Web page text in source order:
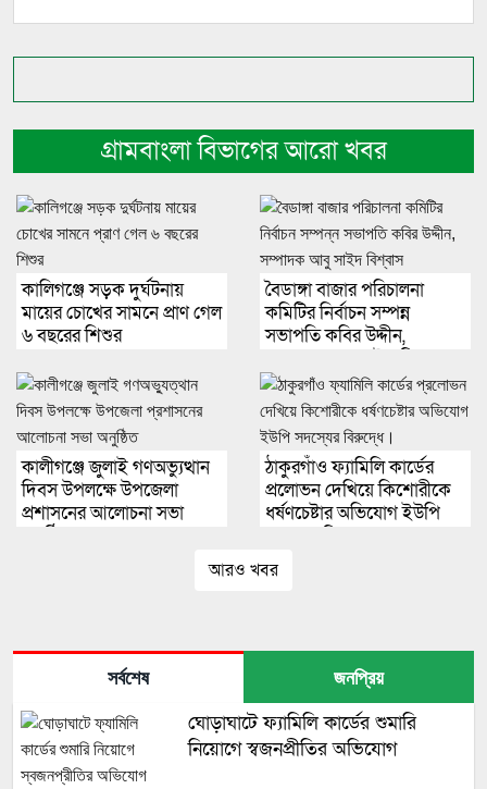
গ্রামবাংলা বিভাগের আরো খবর
কালিগঞ্জে সড়ক দুর্ঘটনায়
মায়ের চোখের সামনে প্রাণ গেল
৬ বছরের শিশুর
বৈডাঙ্গা বাজার পরিচালনা
কমিটির নির্বাচন সম্পন্ন
সভাপতি কবির উদ্দীন,
কালীগঞ্জে জুলাই গণঅভ্যুত্থান
দিবস উপলক্ষে উপজেলা
প্রশাসনের আলোচনা সভা
ঠাকুরগাঁও ফ্যামিলি কার্ডের
প্রলোভন দেখিয়ে কিশোরীকে
ধর্ষণচেষ্টার অভিযোগ ইউপি
আরও খবর
সর্বশেষ জনপ্রিয়
ঘোড়াঘাটে ফ্যামিলি কার্ডের শুমারি
নিয়োগে স্বজনপ্রীতির অভিযোগ